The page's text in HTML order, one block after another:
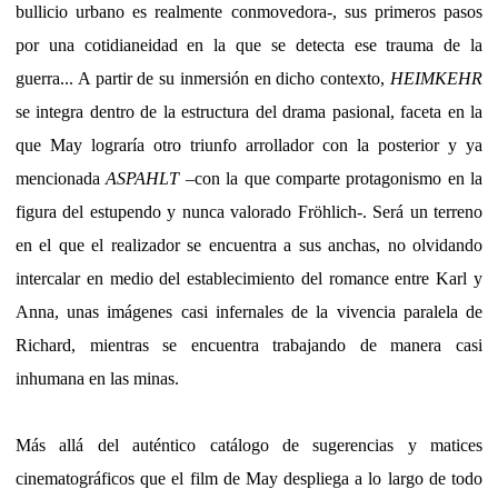
bullicio urbano es realmente conmovedora-, sus primeros pasos
por una cotidianeidad en la que se detecta ese trauma de la
guerra... A partir de su inmersión en dicho contexto, HEIMKEHR
se integra dentro de la estructura del drama pasional, faceta en la
que May lograría otro triunfo arrollador con la posterior y ya
mencionadaASPAHLT–con la que comparte protagonismo en la
figura del estupendo y nunca valorado Fröhlich-. Será un terreno
en el que el realizador se encuentra a sus anchas, no olvidando
intercalar en medio del establecimiento del romance entre Karl y
Anna, unas imágenes casi infernales de la vivencia paralela de
Richard, mientras se encuentra trabajando de manera casi
inhumana en las minas.
Más allá del auténtico catálogo de sugerencias y matices
cinematográficos que el film de May despliega a lo largo de todo